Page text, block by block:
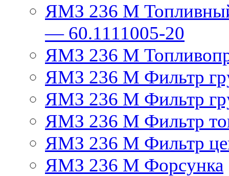
ЯМЗ 236 М
— 60.1111005-20
ЯМЗ 236 М
ЯМЗ 236 М Фильтр
ЯМЗ 236 М Фильтр
ЯМЗ 236 М Фильтр
ЯМЗ 236 М Фильтр
ЯМЗ 236 М Форсунка